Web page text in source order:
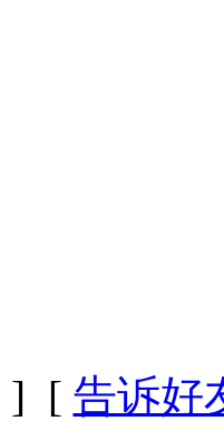
] [ 告诉好